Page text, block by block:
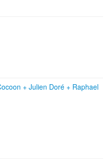
+ Julien Doré + Raphael